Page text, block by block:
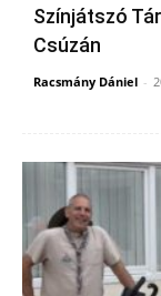
Színjátszó
Csúzán
Racsmány Dániel -